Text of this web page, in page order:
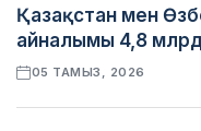
Қазақстан мен
айналымы 4,8
05 ТАМЫЗ, 2026